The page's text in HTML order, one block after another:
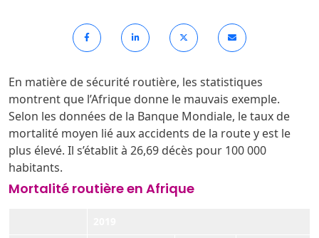
En matière de sécurité routière, les statistiques
montrent que l’Afrique donne le mauvais exemple.
Selon les données de la Banque Mondiale, le taux de
mortalité moyen lié aux accidents de la route y est le
plus élevé. Il s’établit à 26,69 décès pour 100 000
habitants.
Mortalité routière en Afrique